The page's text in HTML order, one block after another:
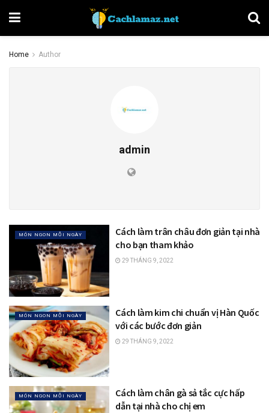
Home Author
admin
MÓN NGON MỖI NGÀY
Cách làm trân châu đơn giản tại nhà
cho bạn tham khảo
29 THÁNG 9, 2022
MÓN NGON MỖI NGÀY
Cách làm kim chi chuẩn vị Hàn Quốc
với các bước đơn giản
29 THÁNG 9, 2022
MÓN NGON MỖI NGÀY
Cách làm chân gà sả tắc cực hấp
dẫn tại nhà cho chị em